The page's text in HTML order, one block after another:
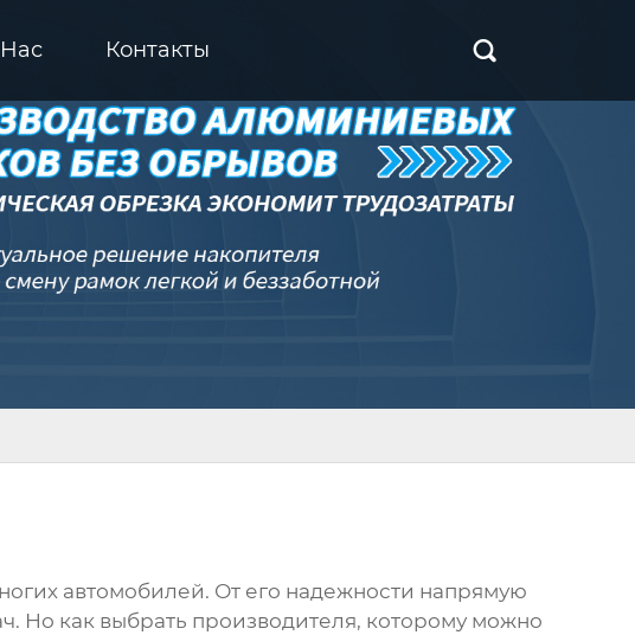
Контакты 
автомобилей. От его надежности напрямую
Но как выбрать производителя, которому можно